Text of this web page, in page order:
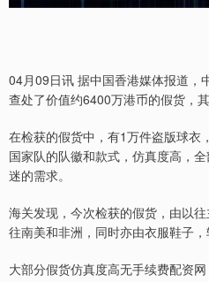
04月09日讯 据中国香港媒体报道，
查处了价值约6400万港币的假货，
在检获的假货中，有1万件盗版球衣
国家队的队徽和款式，仿真度高，
迷的需求。
海关发现，今次检获的假货，由以
往南美和非洲，同时亦由衣服鞋子，
大部分假货仿真度高无手续费配资